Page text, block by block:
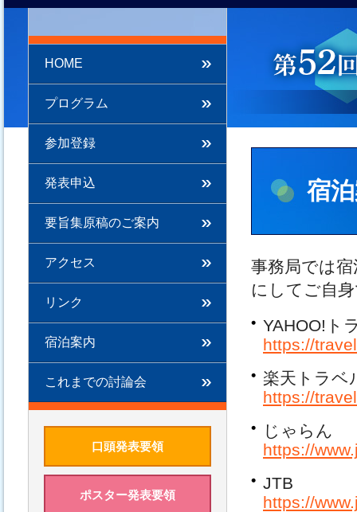
HOME
プログラム
参加登録
発表申込
要旨集原稿のご案内
アクセス
リンク
宿泊案内
これまでの討論会
口頭発表要領
ポスター発表要領
宿
事務局では
にしてご自
YAHOO!ト
https://
楽天トラベ
https://
じゃらん
https://
JTB
https://